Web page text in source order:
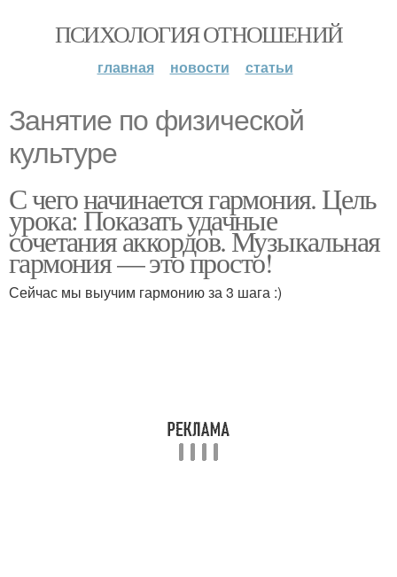
ПСИХОЛОГИЯ ОТНОШЕНИЙ
главная новости статьи
Занятие по физической
культуре
С чего начинается гармония. Цель
урока: Показать удачные
сочетания аккордов. Музыкальная
гармония — это просто!
Сейчас мы выучим гармонию за 3 шага :)